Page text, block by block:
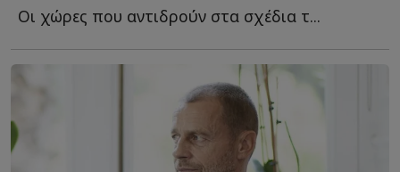
Οι χώρες που αντιδρούν στα σχέδια τ...